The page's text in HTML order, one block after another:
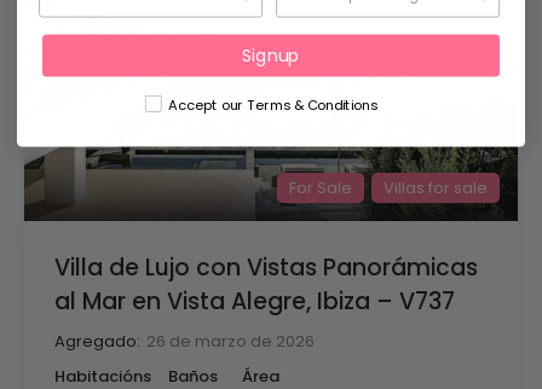
For Sale Villas for sale
Villa de Lujo con Vistas Panorámicas
al Mar en Vista Alegre, Ibiza – V737
Agregado: 26 de marzo de 2026
Habitacións
Baños
Área
Signup
Accept our Terms & Conditions